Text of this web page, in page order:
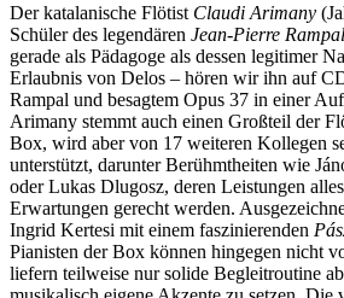
Der katalanische Flötist Claudi Arimany
Schüler des legendären Jean-Pierre Rampal
gerade als Pädagoge als dessen legitimer
Erlaubnis von Delos – hören wir ihn auf
Rampal und besagtem Opus 37 in einer
Arimany stemmt auch einen Großteil der
Box, wird aber von 17 weiteren Kollegen
unterstützt, darunter Berühmtheiten wie
oder Lukas Dlugosz, deren Leistungen
Erwartungen gerecht werden.
Ingrid Kertesi mit einem faszinierenden
Pianisten der Box können hingegen nicht
liefern teilweise nur solide Begleitroutine